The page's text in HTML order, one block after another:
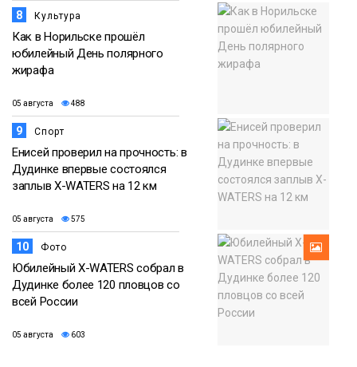
8 Культура
Как в Норильске прошёл
юбилейный День полярного
жирафа
05 августа 488
9 Спорт
Енисей проверил на прочность: в
Дудинке впервые состоялся
заплыв X-WATERS на 12 км
05 августа 575
10 Фото
Юбилейный X-WATERS собрал в
Дудинке более 120 пловцов со
всей России
05 августа 603